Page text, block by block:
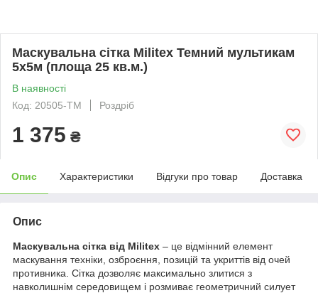
Маскувальна сітка Militex Темний мультикам
5х5м (площа 25 кв.м.)
В наявності
Код: 20505-ТМ
Роздріб
1 375 ₴
Опис Характеристики Відгуки про товар Доставка
Опис
Маскувальна сітка від Militex – це відмінний елемент
маскування техніки, озброєння, позицій та укриттів від очей
противника. Сітка дозволяє максимально злитися з
навколишнім середовищем і розмиває геометричний силует